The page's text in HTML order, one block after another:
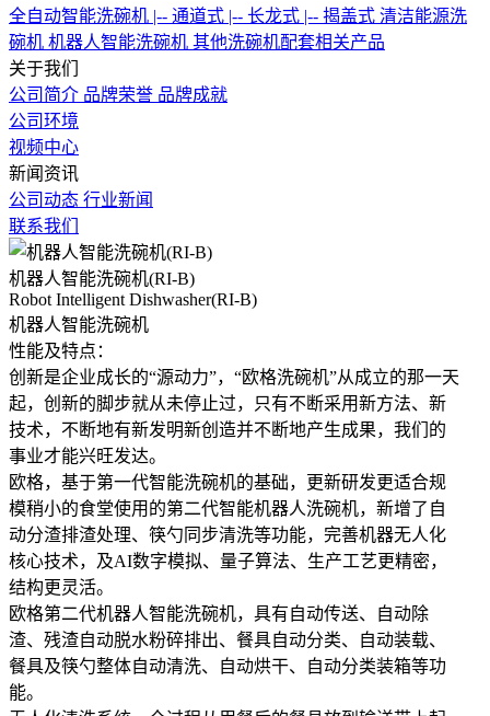
全自动智能洗碗机 |-- 通道式 |-- 长龙式 |-- 揭盖式 清洁能源洗
碗机 机器人智能洗碗机 其他洗碗机配套相关产品
关于我们
公司简介 品牌荣誉 品牌成就
公司环境
视频中心
新闻资讯
公司动态 行业新闻
联系我们
机器人智能洗碗机(RI-B)
Robot Intelligent Dishwasher(RI-B)
机器人智能洗碗机
性能及特点：
创新是企业成长的“源动力”，“欧格洗碗机”从成立的那一天
起，创新的脚步就从未停止过，只有不断采用新方法、新
技术，不断地有新发明新创造并不断地产生成果，我们的
事业才能兴旺发达。
欧格，基于第一代智能洗碗机的基础，更新研发更适合规
模稍小的食堂使用的第二代智能机器人洗碗机，新增了自
动分渣排渣处理、筷勺同步清洗等功能，完善机器无人化
核心技术，及AI数字模拟、量子算法、生产工艺更精密，
结构更灵活。
欧格第二代机器人智能洗碗机，具有自动传送、自动除
渣、残渣自动脱水粉碎排出、餐具自动分类、自动装载、
餐具及筷勺整体自动清洗、自动烘干、自动分类装箱等功
能。